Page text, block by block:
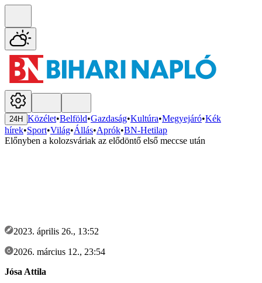
24H Közélet•Belföld•Gazdaság•Kultúra•Megyejáró•Kék
hírek•Sport•Világ•Állás•Aprók•BN-Hetilap
Előnyben a kolozsváriak az elődöntő első meccse után
2023. április 26., 13:52
2026. március 12., 23:54
Jósa Attila